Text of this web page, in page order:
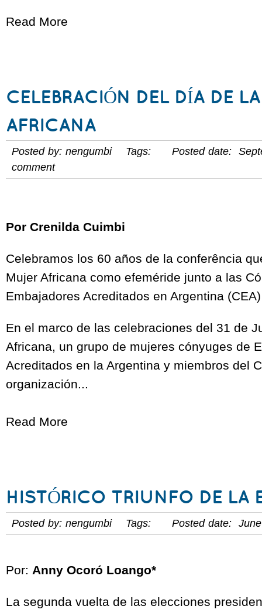
Read More
CELEBRACIÓN DEL DÍA DE
AFRICANA
Posted by: nengumbi Tags: Posted date:
comment
Por Crenilda Cuimbi
Celebramos los 60 años de la conferência
Mujer Africana como efeméride junto a las
Embajadores Acreditados en Argentina
En el marco de las celebraciones del 31 de
Africana, un grupo de mujeres cónyuges de
Acreditados en la Argentina y miembros del
organización...
Read More
HISTÓRICO TRIUNFO DE LA
Posted by: nengumbi Tags: Posted date: June
Por: Anny Ocoró Loango*
La segunda vuelta de las elecciones